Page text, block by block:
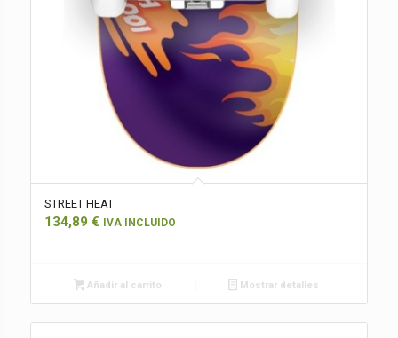
STREET HEAT
134,89 € IVA INCLUIDO
Añadir al carrito Mostrar detalles